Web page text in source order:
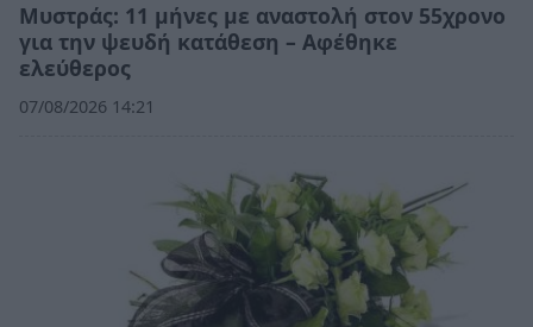
Μυστράς: 11 μήνες με αναστολή στον 55χρονο
για την ψευδή κατάθεση – Αφέθηκε
ελεύθερος
07/08/2026 14:21